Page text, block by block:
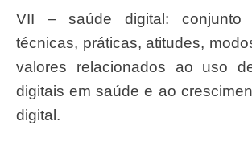
VII – saúde digital: conjunto de saberes,
técnicas, práticas, atitudes,
valores relacionados ao uso
digitais em saúde e ao
digital.